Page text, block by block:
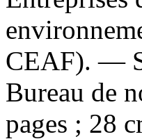
CEAF). —
Bureau de
pages ; 28